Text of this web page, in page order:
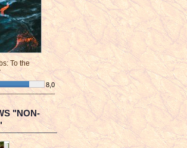
To the
8,0
"NON-